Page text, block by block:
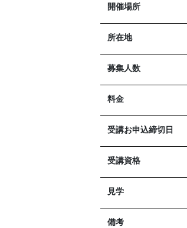
開催場所
所在地
募集人数
料金
受講お申込締切日
受講資格
見学
備考